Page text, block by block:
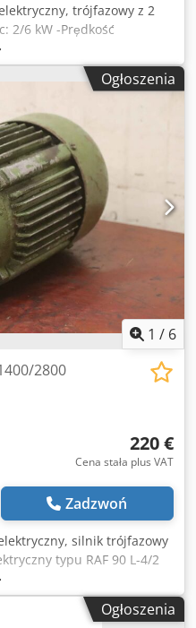
trójfazowy z 2
2/6 kW -Prędkość
38 mm -Konstrukcja: B3 -
IP 54 -Liczba:
Hsf -Cena: za sztukę -
69 kg
Ogłoszenia
1 / 6
2800
220 €
Cena stała plus VAT
Zadzwoń
silnik trójfazowy
typu RAF 90 L-4/2
2 kW -Prędkość:
40 mm -Projekt: B5 -
15,3 kg
Ogłoszenia